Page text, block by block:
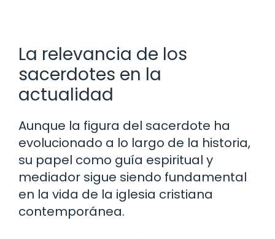
La relevancia de los
sacerdotes en la
actualidad
Aunque la figura del sacerdote ha
evolucionado a lo largo de la historia,
su papel como guía espiritual y
mediador sigue siendo fundamental
en la vida de la iglesia cristiana
contemporánea.